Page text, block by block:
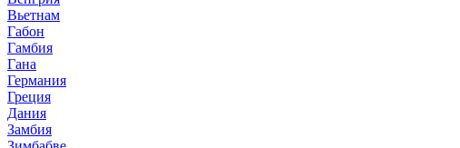
Вьетнам
Габон
Гамбия
Гана
Германия
Греция
Дания
Замбия